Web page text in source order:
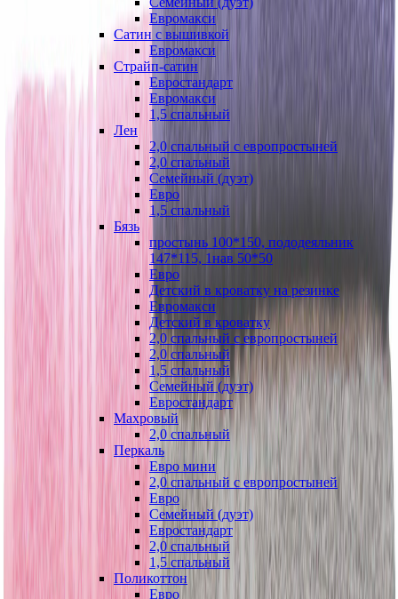
Евромакси
Сатин с вышивкой
Евромакси
Страйп-сатин
Евростандарт
Евромакси
1,5 спальный
Лен
2,0 спальный с европростыней
2,0 спальный
Семейный (дуэт)
Евро
1,5 спальный
Бязь
простынь 100*150, пододеяльник
147*115, 1нав 50*50
Евро
Детский в кроватку на резинке
Евромакси
Детский в кроватку
2,0 спальный с европростыней
2,0 спальный
1,5 спальный
Семейный (дуэт)
Евростандарт
Махровый
2,0 спальный
Перкаль
Евро мини
2,0 спальный с европростыней
Евро
Семейный (дуэт)
Евростандарт
2,0 спальный
1,5 спальный
Поликоттон
Евро